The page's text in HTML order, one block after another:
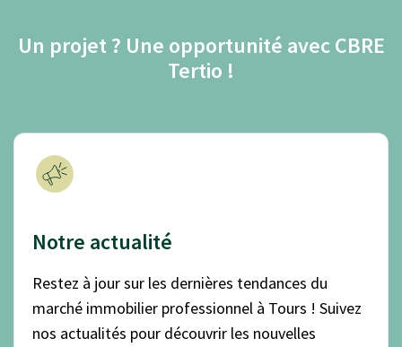
Un projet ? Une opportunité avec CBRE
Tertio !
Notre actualité
Restez à jour sur les dernières tendances du
marché immobilier professionnel à Tours ! Suivez
nos actualités pour découvrir les nouvelles